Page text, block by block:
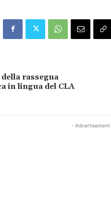
rassegna
in lingua del CLA
- Advertisement